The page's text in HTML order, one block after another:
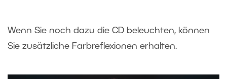
Wenn Sie noch dazu die CD beleuchten, können
Sie zusätzliche Farbreflexionen erhalten.